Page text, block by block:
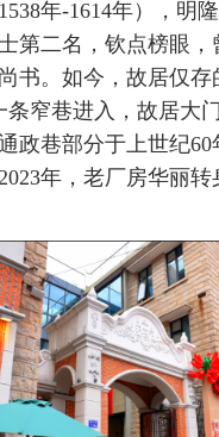
年-1614年），明
第二名，钦点榜眼，
书。如今，故居仅存
条窄巷进入，故居大
政巷部分于上世纪60
年，老厂房华丽